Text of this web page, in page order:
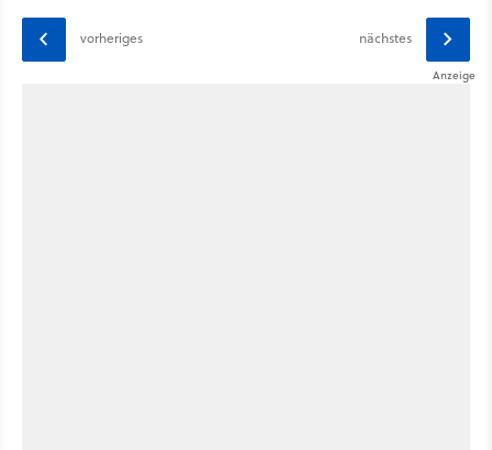
vorheriges nächstes